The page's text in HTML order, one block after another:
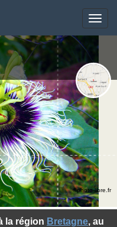
Toggle
la région Bretagne, au
©photo-libre.fr
Toggle